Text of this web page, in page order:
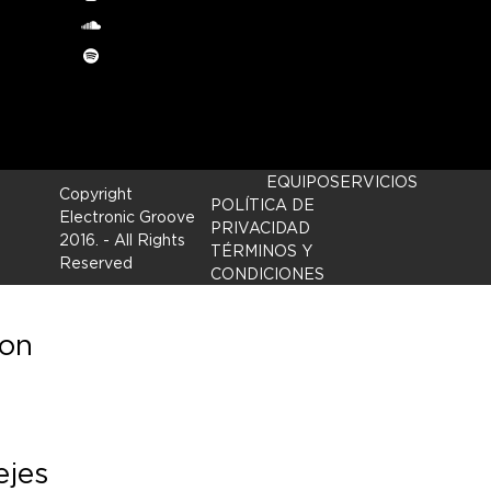
soundcloud
Spotify
Copyright
Electronic Groove
2016. - All Rights
Reserved
EQUIPOSERVICIOS
POLÍTICA DE
PRIVACIDAD
TÉRMINOS Y
CONDICIONES